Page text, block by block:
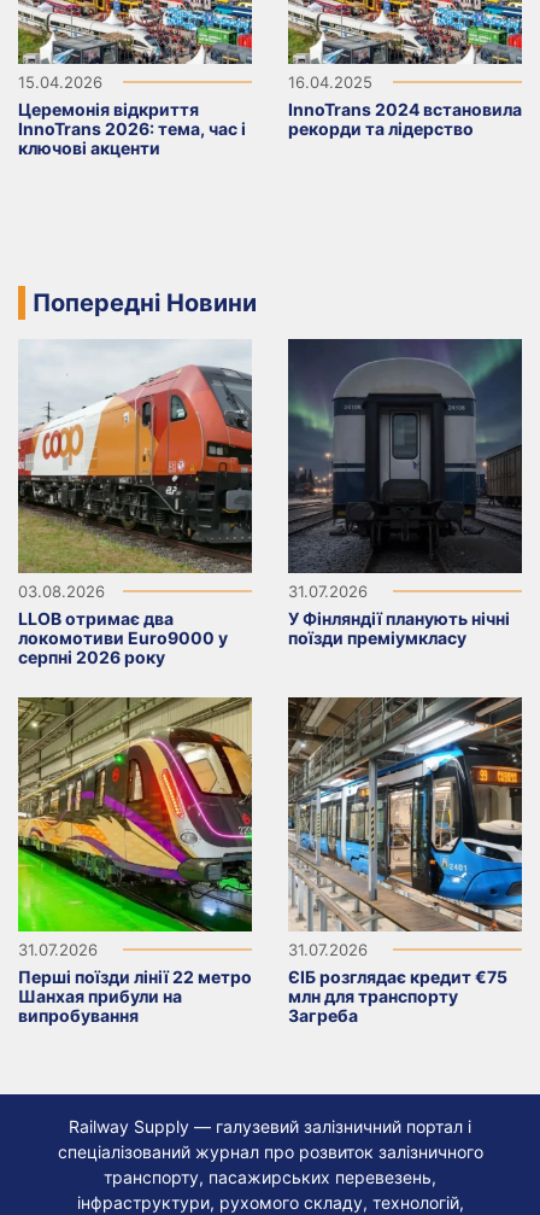
15.04.2026
Церемонія відкриття
InnoTrans 2026: тема, час і
ключові акценти
16.04.2025
InnoTrans 2024 встановила
рекорди та лідерство
Попередні Новини
03.08.2026
LLOB отримає два
локомотиви Euro9000 у
серпні 2026 року
31.07.2026
У Фінляндії планують нічні
поїзди преміумкласу
31.07.2026
Перші поїзди лінії 22 метро
Шанхая прибули на
випробування
31.07.2026
ЄІБ розглядає кредит €75
млн для транспорту
Загреба
Railway Supply — галузевий залізничний портал і
спеціалізований журнал про розвиток залізничного
транспорту, пасажирських перевезень,
інфраструктури, рухомого складу, технологій,